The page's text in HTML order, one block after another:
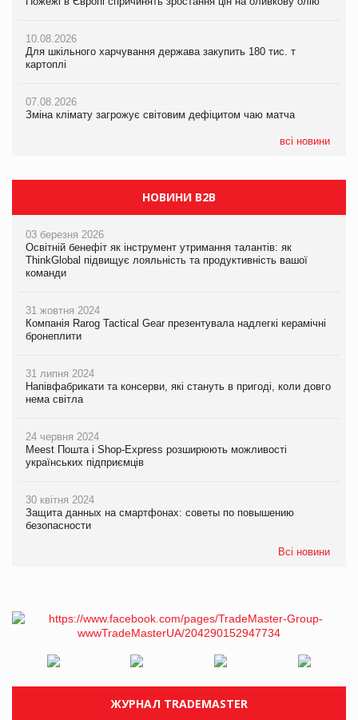
10.08.2026
Для шкільного харчування держава закупить 180 тис. т
картоплі
07.08.2026
Зміна клімату загрожує світовим дефіцитом чаю матча
всі новини
Криза у Китаї може спричинити великі потрясіння для світової
економіки
Kraft Heinz скоротила збиток у першому півріччі
Криза у Китаї може спричинити великі потрясіння для світової
економіки
Kraft Heinz скоротила збиток у першому півріччі
НОВИНИ B2B
03 березня 2026
Освітній бенефіт як інструмент утримання талантів: як
ThinkGlobal підвищує лояльність та продуктивність вашої
команди
31 жовтня 2024
Компанія Rarog Tactical Gear презентувала надлегкі керамічні
бронеплити
31 липня 2024
Напівфабрикати та консерви, які стануть в пригоді, коли довго
нема світла
24 червня 2024
Meest Пошта і Shop-Express розширюють можливості
українських підприємців
30 квітня 2024
Защита данных на смартфонах: советы по повышению
безопасности
Всі новини
ЖУРНАЛ TRADEMASTER